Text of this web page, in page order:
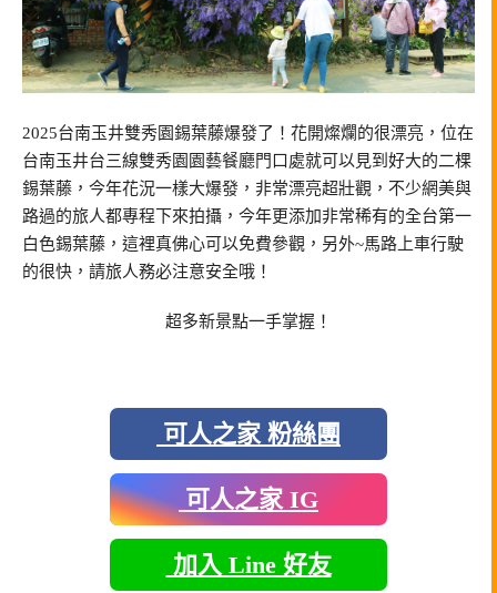
2025台南玉井雙秀園錫葉藤爆發了！花開燦爛的很漂亮，位在
台南玉井台三線雙秀園園藝餐廳門口處就可以見到好大的二棵
錫葉藤，今年花況一樣大爆發，非常漂亮超壯觀，不少網美與
路過的旅人都專程下來拍攝，今年更添加非常稀有的全台第一
白色錫葉藤，這裡真佛心可以免費參觀，另外~馬路上車行駛
的很快，請旅人務必注意安全哦！
超多新景點一手掌握！
可人之家 粉絲團
可人之家 IG
加入 Line 好友